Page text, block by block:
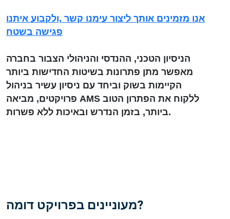
אנו מזמינים אותך ליצור עימנו קשר ,ולקבוע איתנו
פגישה בשטח
הניסיון הטכני, ההנדסי והניהולי הצבור בחברה
מאפשר מתן פתרונות בשיטות החדישות ביותר
הקיימות בשוק וביחד עם ניסיון עשיר בניהול
פרויקטים, מביאה AMS ללקוח את הפתרון הטוב
ביותר, בזמן הנדרש ובאיכות ללא פשרות.
מעוניינים בפרויקט דומה?